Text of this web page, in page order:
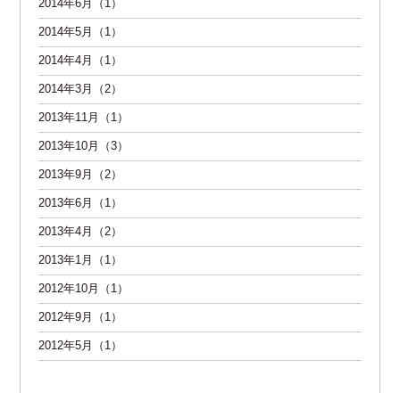
2014年6月（1）
2014年5月（1）
2014年4月（1）
2014年3月（2）
2013年11月（1）
2013年10月（3）
2013年9月（2）
2013年6月（1）
2013年4月（2）
2013年1月（1）
2012年10月（1）
2012年9月（1）
2012年5月（1）